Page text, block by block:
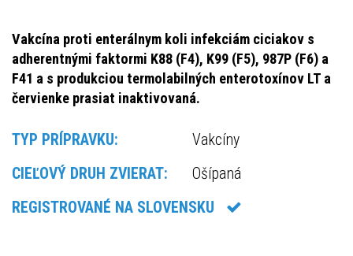
Vakcína proti enterálnym koli infekciám ciciakov s
adherentnými faktormi K88 (F4), K99 (F5), 987P (F6) a
F41 a s produkciou termolabilných enterotoxínov LT a
červienke prasiat inaktivovaná.
TYP PRÍPRAVKU:
Vakcíny
CIEĽOVÝ DRUH ZVIERAT:
Ošípaná
REGISTROVANÉ NA SLOVENSKU